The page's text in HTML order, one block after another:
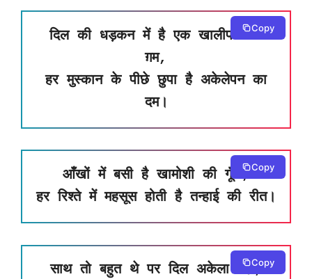
दिल की धड़कन में है एक खालीपन का
ग़म,
हर मुस्कान के पीछे छुपा है अकेलेपन का
दम।
Copy
आँखों में बसी है खामोशी की गूँज,
हर रिश्ते में महसूस होती है तन्हाई की रीत।
Copy
साथ तो बहुत थे पर दिल अकेला रहा,Copy